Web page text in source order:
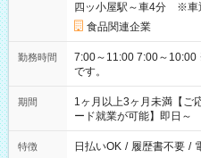
四ッ小屋駅～車4分 ※車
食品関連企業
勤務時間
7:00～11:00 7:00～10:00 ※表記のうち実働3～4時間で相談可能
です。
期間
1ヶ月以上3ヶ月未満【ご
ード就業が可能】即日～
特徴 日払いOK / 履歴書不要 /